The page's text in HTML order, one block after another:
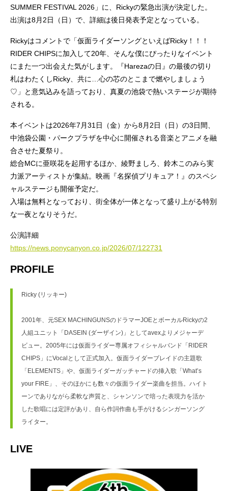
SUMMER FESTIVAL 2026」に、Rickyの緊急出演が決定した。
出演は8月2日（日）で、詳細は後日発表予定となっている。
Rickyはコメントで「仮面ライダーソングといえばRicky！！！
RIDER CHIPSに加入して20年、そんな僕にぴったりなイベント
にまた一つ出会えた気がします。『Harezaの日』の最後の切り
札はわたくしRicky、共に…心の芯のとこまで燃やしましょう
♡」と意気込みを語っており、真夏の池袋で熱いステージが期待
される。
本イベントは2026年7月31日（金）から8月2日（日）の3日間、
中池袋公園・パークプラザを中心に開催される音楽とアニメを融
合させた夏祭り。
総合MCに亜咲花を起用するほか、綾野ましろ、鈴木このみら実
力派アーティストが集結。映画『名探偵プリキュア！』のスペシ
ャルステージも開催予定だ。
入場は無料となっており、街全体が一体となって盛り上がる特別
な一夜となりそうだ。
公演詳細
https://news.ponycanyon.co.jp/2026/07/122731
PROFILE
Ricky (リッキー)
2001年、元SEX MACHINGUNSのドラマーJOEとボーカルRickyの2
人組ユニット「DASEIN (ダーザイン)」としてavexよりメジャーデ
ビュー。2005年には仮面ライダー専属オフィシャルバンド「RIDER
CHIPS」にVocalとして正式加入。仮面ライダーブレイドの主題歌
「ELEMENTS」や、仮面ライダーガッチャードの挿入歌「What’s
your FIRE」、そのほかにも数々の仮面ライダー楽曲を担当。ハイト
ーンでありながら柔軟な声質と、シャンソンで培った表現力を活か
した歌唱には定評があり、自ら作詞作曲も手がけるシンガーソング
ライター。
LIVE